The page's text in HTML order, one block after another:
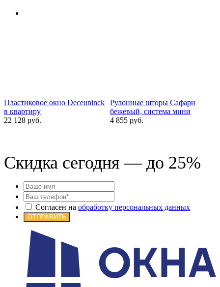
Пластиковое окно Deceuninck
в квартиру
22 128 руб.
Рулонные шторы Сафари
бежевый, система мини
4 855 руб.
Скидка сегодня — до 25%
Согласен на обработку персональных данных
ОТПРАВИТЬ